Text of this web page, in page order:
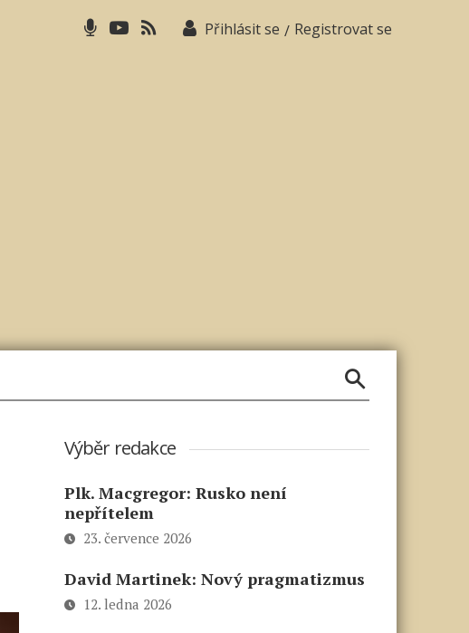
Přihlásit se / Registrovat se
Výběr redakce
Plk. Macgregor: Rusko není
nepřítelem
23. července 2026
David Martinek: Nový pragmatizmus
12. ledna 2026